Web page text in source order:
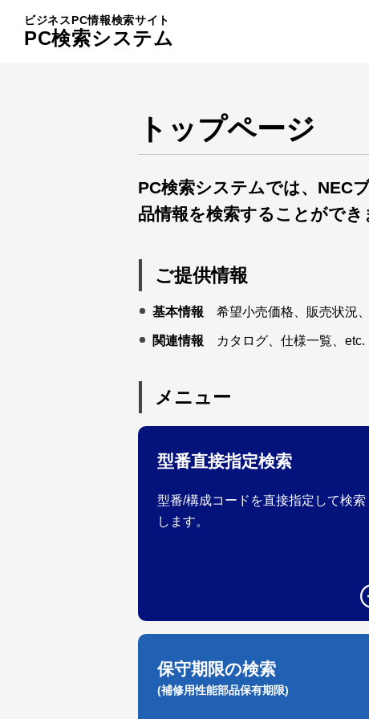
ビジネスPC情報検索サイト
PC検索システム
トップページ
PC検索システムでは、NEC
品情報を検索することができ
ご提供情報
基本情報 希望小売価格、販売状況
関連情報 カタログ、仕様一覧、etc.
メニュー
型番直接指定検索
型番/構成コードを直接指定して検索
します。
保守期限の検索
(補修用性能部品保有期限)